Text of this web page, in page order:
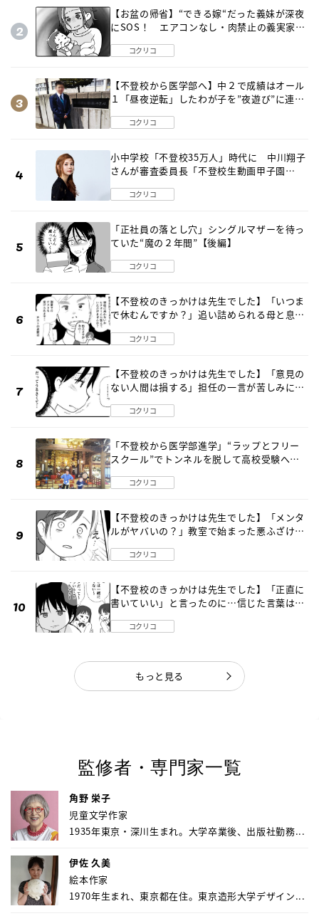
【お盆の帰省】“できる嫁“だった義妹が深夜
にSOS！ エアコンなし・肉禁止の義実家ル
コクリコ
【不登校から医学部へ】中２で成績はオール
１「昼夜逆転」したわが子を”夜遊び”に連れ
コクリコ
小中学校「不登校35万人」時代に 中川翔子
さんが審査委員長「不登校生動画甲子園
コクリコ
「正社員の落とし穴」シングルマザーを待っ
ていた“魔の２年間”【後編】
コクリコ
【不登校のきっかけは先生でした】「いつま
で休むんですか？」追い詰められる母と息子
コクリコ
【不登校のきっかけは先生でした】「意見の
ない人間は損する」担任の一言が苦しみに…
コクリコ
「不登校から医学部進学」“ラップとフリー
スクール”でトンネルを脱して高校受験へ
コクリコ
【不登校のきっかけは先生でした】「メンタ
ルがヤバいの？」教室で始まった悪ふざけ
コクリコ
【不登校のきっかけは先生でした】「正直に
書いていい」と言ったのに…信じた言葉は噓
コクリコ
もっと見る
監修者・専門家一覧
角野 栄子
児童文学作家
1935年東京・深川生まれ。大学卒業後、出版社勤務...
伊佐 久美
絵本作家
1970年生まれ、東京都在住。東京造形大学デザイン...